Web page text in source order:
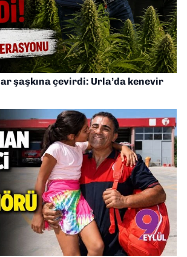
şaşkına çevirdi: Urla’da kenevir